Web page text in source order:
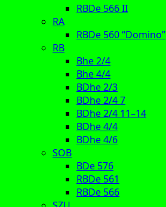
RBDe 566 II
RA
RBDe 560 “Domino”
RB
Bhe 2/4
Bhe 4/4
BDhe 2/3
BDhe 2/4 7
BDhe 2/4 11–14
BDhe 4/4
BDhe 4/6
SOB
BDe 576
RBDe 561
RBDe 566